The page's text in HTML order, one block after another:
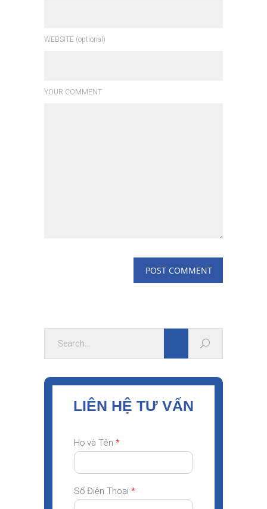
WEBSITE (optional)
YOUR COMMENT
LIÊN HỆ TƯ VẤN
Họ và Tên *
Số Điện Thoại *